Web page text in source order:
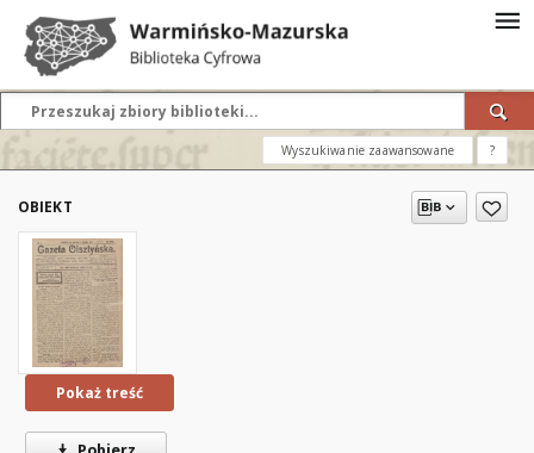
Wyszukiwanie zaawansowane ?
OBIEKT
Pokaż treść